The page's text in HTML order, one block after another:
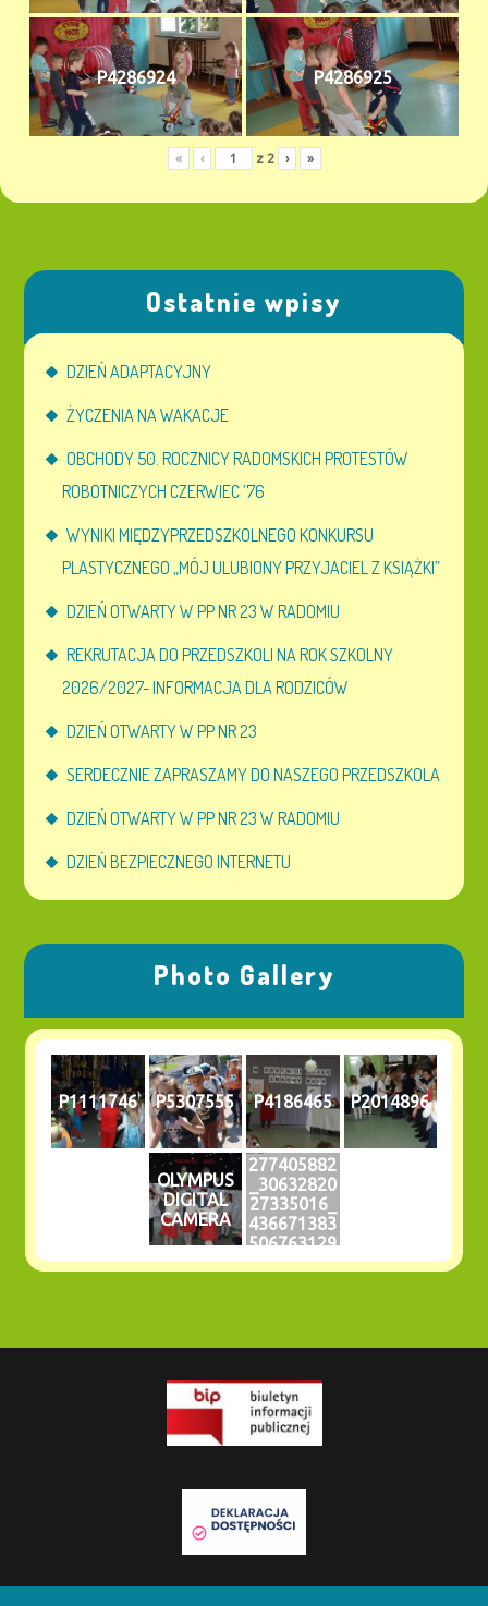
P4286924 P4286925
« ‹ z 2 › »
Ostatnie wpisy
DZIEŃ ADAPTACYJNY
ŻYCZENIA NA WAKACJE
OBCHODY 50. ROCZNICY RADOMSKICH PROTESTÓW
ROBOTNICZYCH CZERWIEC ’76
WYNIKI MIĘDZYPRZEDSZKOLNEGO KONKURSU
PLASTYCZNEGO „MÓJ ULUBIONY PRZYJACIEL Z KSIĄŻKI”
DZIEŃ OTWARTY W PP NR 23 W RADOMIU
REKRUTACJA DO PRZEDSZKOLI NA ROK SZKOLNY
2026/2027- INFORMACJA DLA RODZICÓW
DZIEŃ OTWARTY W PP NR 23
SERDECZNIE ZAPRASZAMY DO NASZEGO PRZEDSZKOLA
DZIEŃ OTWARTY W PP NR 23 W RADOMIU
DZIEŃ BEZPIECZNEGO INTERNETU
Photo Gallery
P1111746 P5307555 P4186465 P2014896
OLYMPUS
DIGITAL
CAMERA
277405882
_30632820
27335016_
436671383
506763129
9_n —